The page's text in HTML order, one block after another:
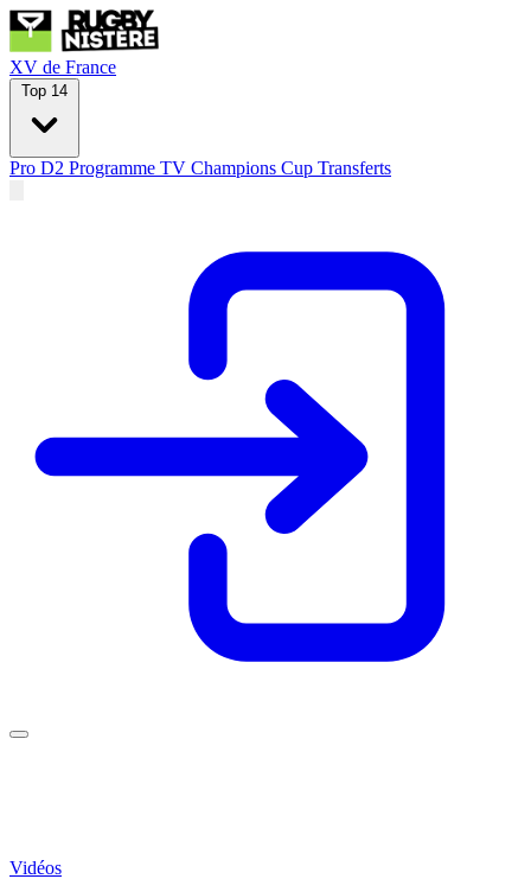
XV de France
Top 14
Pro D2 Programme TV Champions Cup Transferts
Vidéos